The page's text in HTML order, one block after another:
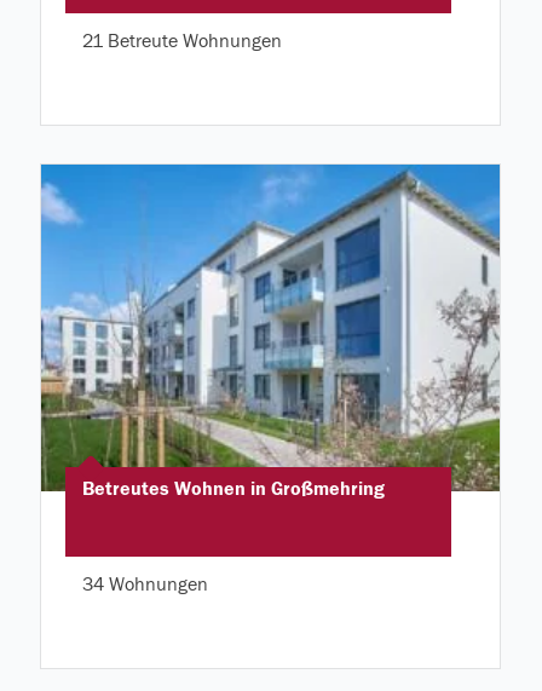
21 Betreute Wohnungen
Betreutes Wohnen in Großmehring
34 Wohnungen